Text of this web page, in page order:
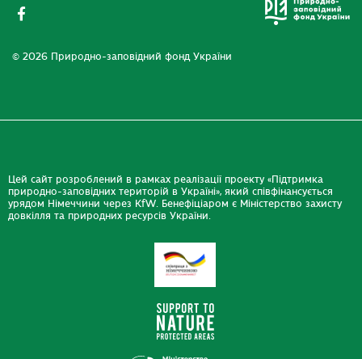
© 2026 Природно-заповідний фонд України
Цей сайт розроблений в рамках реалізації проекту «Підтримка
природно-заповідних територій в Україні», який співфінансується
урядом Німеччини через KfW. Бенефіціаром є Міністерство захисту
довкілля та природних ресурсів України.